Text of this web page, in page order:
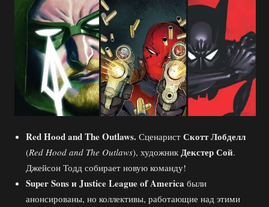
Red Hood and The Outlaws. Сценарист Скотт Лобделл
(Red Hood and The Outlaws), художник Декстер Сой.
Джейсон Тодд собирает новую команду!
SuperSons иJusticeLeagueofAmerica были
анонсированы, но коллективы, работающие над этими